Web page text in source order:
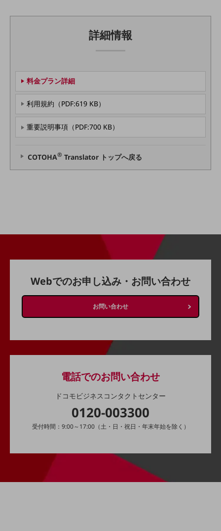
組織
事業拠点
グループ会社
会社案内パンフレット
ニュースルーム
ニュースルームTOP
NTTドコモビジネスグループのサステナビリティ
サステナビリティ基本方針
サステナビリティレポート
ダイバーシティ
業績
基礎的電気通信役務損益明細表
採用情報TOP
障がい者採用
詳細情報
料金プラン詳細
利用規約（PDF:619 KB）
重要説明事項（PDF:700 KB）
COTOHA® Translator トップへ戻る
Webでのお申し込み・お問い合わせ
お問い合わせ
電話でのお問い合わせ
ドコモビジネスコンタクトセンター
0120-003300
受付時間：9:00～17:00（土・日・祝日・年末年始を除く）